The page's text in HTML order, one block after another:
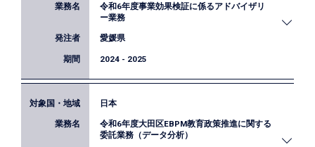
事業レビューシートの点検や、対象事業のロジック
精緻化・効果分析に向けた伴走支援、職員からの相
談対応を実施しました。
令和6年度事業効果検証に係るアドバイザリ
ー業務
愛媛県
2024 - 2025
愛媛県におけるEBPMの推進に向け、事業効果の検
証を行うため、対象事業（2事業）の選定や評価指
標の設定、効果検証デザインの設計に係る支援・助
日本
令和6年度大田区EBPM教育政策推進に関する
委託業務（データ分析）